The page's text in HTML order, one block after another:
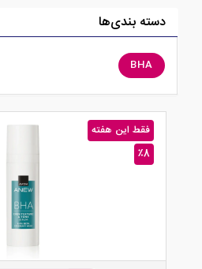
دسته بندی‌ها
BHA
٪8
فقط این هفته